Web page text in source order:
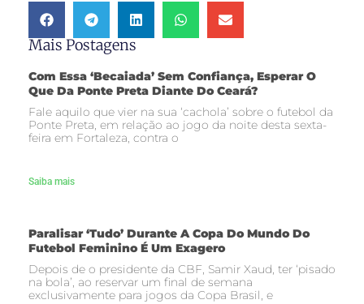
Mais Postagens
Com Essa ‘becaiada’ Sem Confiança, Esperar O
Que Da Ponte Preta Diante Do Ceará?
Fale aquilo que vier na sua ‘cachola’ sobre o futebol da
Ponte Preta, em relação ao jogo da noite desta sexta-
feira em Fortaleza, contra o
Saiba mais
Paralisar ‘tudo’ Durante A Copa Do Mundo Do
Futebol Feminino É Um Exagero
Depois de o presidente da CBF, Samir Xaud, ter ‘pisado
na bola’, ao reservar um final de semana
exclusivamente para jogos da Copa Brasil, e